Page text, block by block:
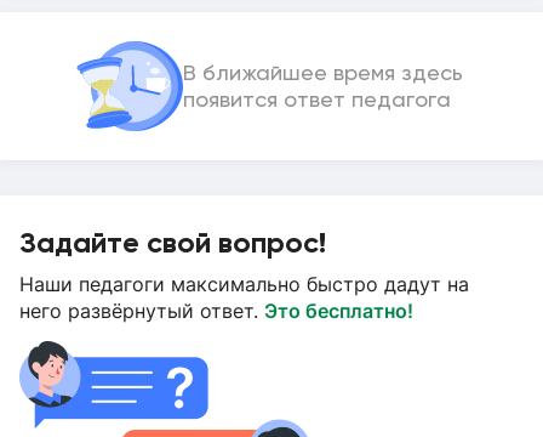
В ближайшее время здесь
появится ответ педагога
Задайте свой вопрос!
Наши педагоги максимально быстро дадут на
него развёрнутый ответ. Это бесплатно!